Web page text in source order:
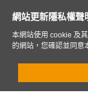
網站更新隱私權聲
本網站使用 cookie 及
的網站，您確認並同意